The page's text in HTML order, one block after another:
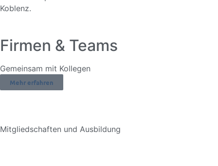
Koblenz.
Firmen & Teams
Gemeinsam mit Kollegen
Mehr erfahren
Mitgliedschaften und Ausbildung